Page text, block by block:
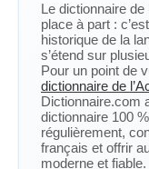
Le dictionnaire
place à part :
historique de la
s’étend sur
Pour un point de
dictionnaire de
Dictionnaire.com
dictionnaire 100
régulièrement,
français et offrir
moderne et fiable.